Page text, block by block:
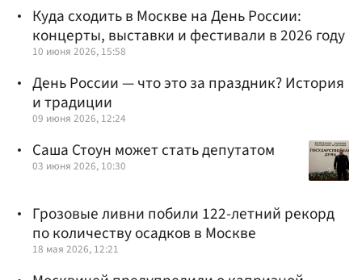
Куда сходить в Москве на День России:
концерты, выставки и фестивали в 2026 году
10 июня 2026, 15:58
День России — что это за праздник? История
и традиции
09 июня 2026, 12:24
Саша Стоун может стать депутатом
03 июня 2026, 10:30
Грозовые ливни побили 122-летний рекорд
по количеству осадков в Москве
18 мая 2026, 12:21